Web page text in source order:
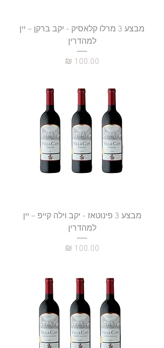
מבצע 3 מרלו קלאסיק - יקב ברקן – יין
למהדרין
מחיר
מבצע 3 פינוטאז - יקב וילה קייפ – יין
למהדרין
מחיר